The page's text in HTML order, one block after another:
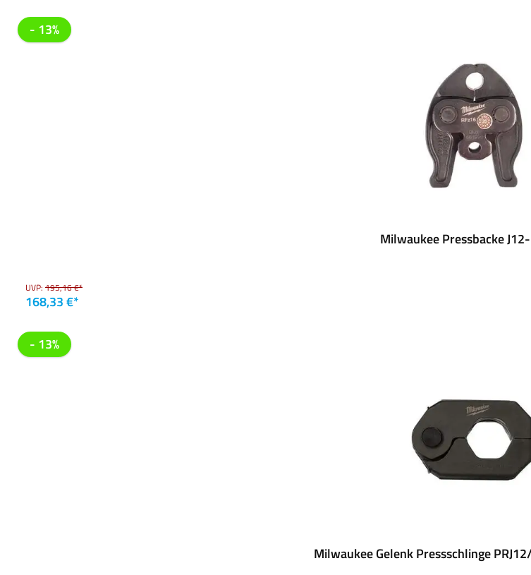
- 13%
Milwaukee Pressbacke
UVP: 195,16 €*
168,33 €*
- 13%
Milwaukee Gelenk Pressschlinge